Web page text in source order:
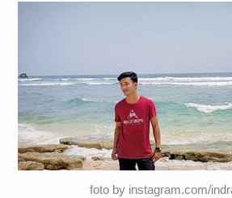
foto by instagram.com/